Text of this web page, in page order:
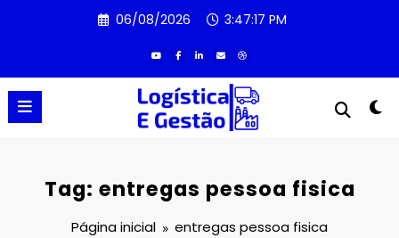
06/08/2026 3:47:17 PM
Tag: entregas pessoa fisica
Página inicial entregas pessoa fisica